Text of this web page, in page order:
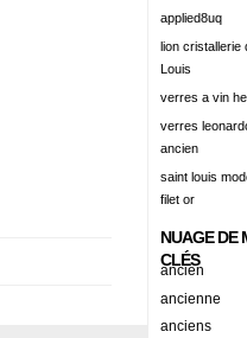
alisation
amazing
america
amiante
ancien
ancienes
applied8uq
lion cristallerie
Louis
verres a vin
verres
ancien
saint louis
filet or
NUAGE DE
CLÉS
ancien
ancienne
anciens